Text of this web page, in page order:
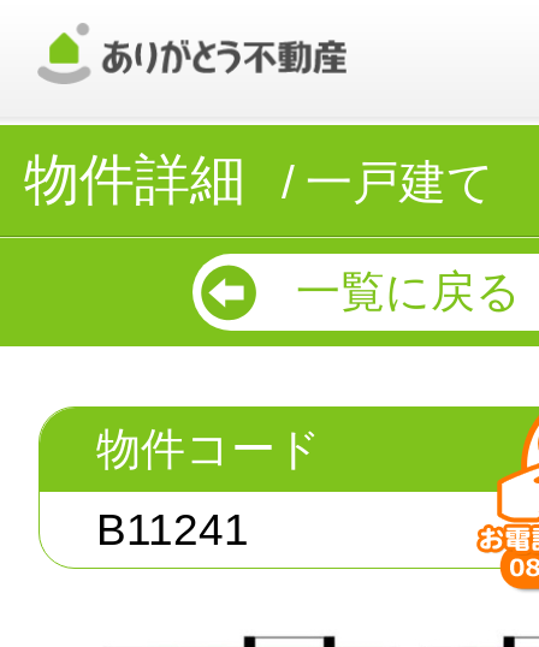
物件詳細 一戸建て
一覧に戻る
物件コード
B11241